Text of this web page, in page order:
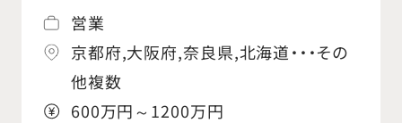
高い手術が行われる環境を医療従事者とと
もに創造する。 ○医療従事者のニーズを捉
え、製品提案を通じた価値創造を行う。 ○担
当テリトリー/病院を持ち、エリアをマネジメ
営業
京都府,大阪府,奈良県,北海道・・・その
他複数
600万円～1200万円